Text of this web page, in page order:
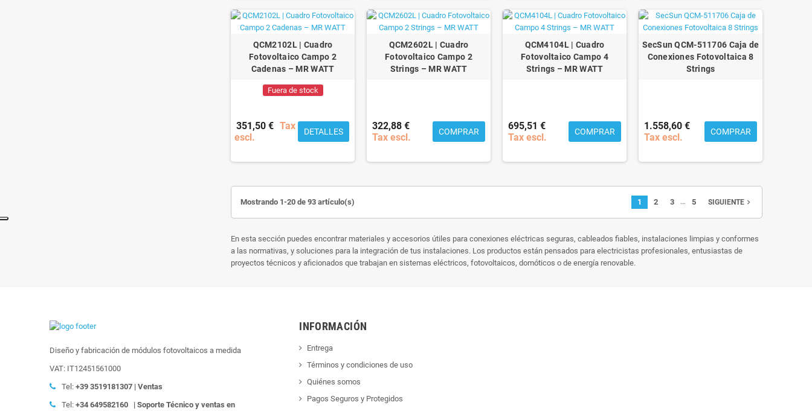
QCM2102L | Cuadro
Fotovoltaico Campo 2
Cadenas – MR WATT
Fuera de stock
351,50 € Tax
escl.
DETALLES
QCM2602L | Cuadro
Fotovoltaico Campo 2
Strings – MR WATT
322,88 €
Tax escl.
COMPRAR
QCM4104L | Cuadro
Fotovoltaico Campo 4
Strings – MR WATT
695,51 €
Tax escl.
COMPRAR
SecSun QCM-511706 Caja de
Conexiones Fotovoltaica 8
Strings
1.558,60 €
Tax escl.
COMPRAR
Mostrando 1-20 de 93 artículo(s) 1 2 3 … 5 SIGUIENTEnavigate_next
En esta sección puedes encontrar materiales y accesorios útiles para conexiones eléctricas seguras, cableados fiables, instalaciones limpias y conformes
a las normativas, y soluciones para la integración de tus instalaciones. Los productos están pensados para electricistas profesionales, entusiastas de
proyectos técnicos y aficionados que trabajan en sistemas eléctricos, fotovoltaicos, domóticos o de energía renovable.
Diseño y fabricación de módulos fotovoltaicos a medida
VAT: IT12451561000
Tel: +39 3519181307 | Ventas
Tel: +34 649582160 | Soporte Técnico y ventas en
INFORMACIÓN
Entrega
Términos y condiciones de uso
Quiénes somos
Pagos Seguros y Protegidos